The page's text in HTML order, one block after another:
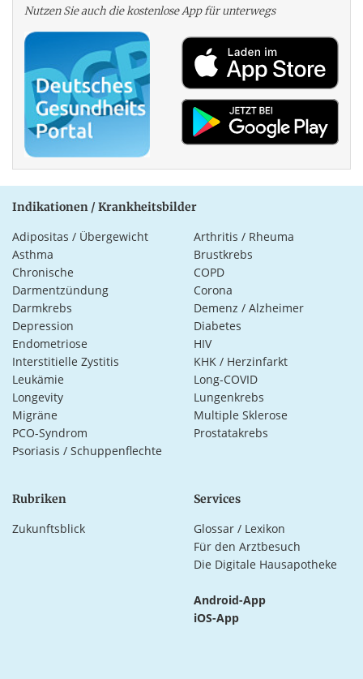
Nutzen Sie auch die kosten­lose App für unterwegs
Indikationen / Krankheitsbilder
Adipositas / Übergewicht
Arthritis / Rheuma
Asthma
Brustkrebs
Chronische
Darmentzündung
COPD
Corona
Darmkrebs
Demenz / Alzheimer
Depression
Diabetes
Endometriose
HIV
Interstitielle Zystitis
KHK / Herzinfarkt
Leukämie
Long-COVID
Longevity
Lungenkrebs
Migräne
Multiple Sklerose
PCO-Syndrom
Prostatakrebs
Psoriasis / Schuppenflechte
Rubriken
Zukunftsblick
Services
Glossar / Lexikon
Für den Arztbesuch
Die Digitale Hausapotheke
Android-App
iOS-App